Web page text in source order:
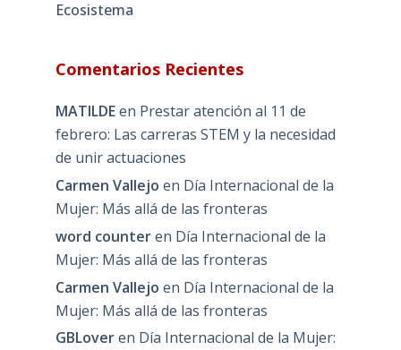
Ecosistema
Comentarios Recientes
MATILDEen Prestar atención al 11 de
febrero: Las carreras STEM y la necesidad
de unir actuaciones
Carmen Vallejo en Día Internacional de la
Mujer: Más allá de las fronteras
word counteren Día Internacional de la
Mujer: Más allá de las fronteras
Carmen Vallejo en Día Internacional de la
Mujer: Más allá de las fronteras
GBLoveren Día Internacional de la Mujer: